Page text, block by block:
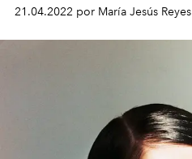
21.04.2022 por María Jesús Reyes